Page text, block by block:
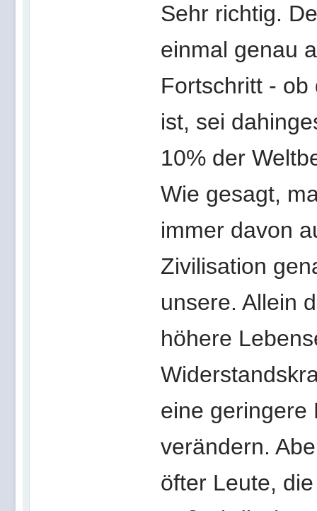
Sehr richtig.
einmal genau
Fortschritt -
ist, sei
10% der
Wie gesagt,
immer davon
Zivilisation
unsere. Allein
höhere
eine geringere
verändern.
öfter Leute,